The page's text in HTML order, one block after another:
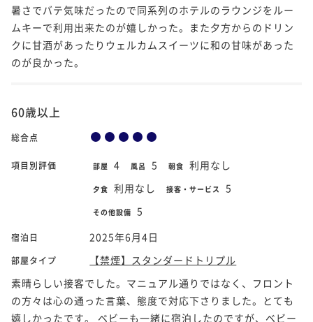
暑さでバテ気味だったので同系列のホテルのラウンジをルー
ムキーで利用出来たのが嬉しかった。また夕方からのドリン
クに甘酒があったりウェルカムスイーツに和の甘味があった
のが良かった。
60歳以上
総合点
項目別評価 部屋 4 風呂 5 朝食 利用なし
夕食 利用なし 接客・サービス 5
その他設備 5
宿泊日 2025年6月4日
部屋タイプ
【禁煙】スタンダードトリプル
素晴らしい接客でした。マニュアル通りではなく、フロント
の方々は心の通った言葉、態度で対応下さりました。とても
嬉しかったです。 ベビーも一緒に宿泊したのですが、ベビー